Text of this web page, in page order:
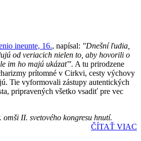
ineunte, 16., napísal: "Dnešní ľudia,
od veriacich nielen to, aby hovorili o
im ho majú ukázať". A tu prirodzene
prítomné v Cirkvi, cesty výchovy
Tie vyformovali zástupy autentických
pripravených všetko vsadiť pre vec
omši II. svetového kongresu hnutí.
ČÍTAŤ VIAC